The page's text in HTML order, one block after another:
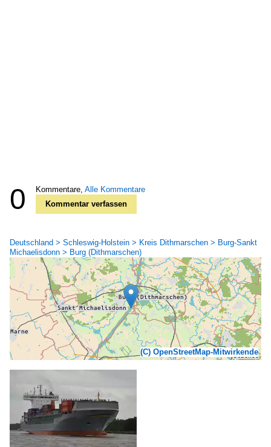
0 Kommentare, Alle Kommentare
Kommentar verfassen
Deutschland > Schleswig-Holstein > Kreis Dithmarschen > Burg-Sankt
Michaelisdonn > Burg (Dithmarschen)
(C) OpenStreetMap-Mitwirkende